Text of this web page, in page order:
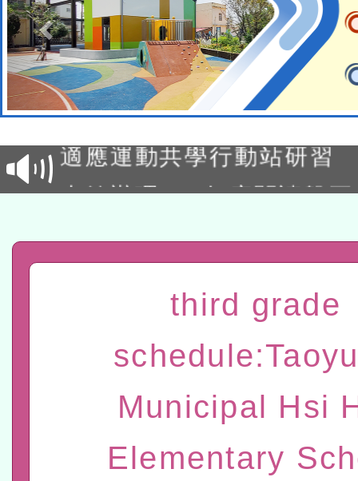
本校115學年度第2次代理
結果公告(無人報名，續辦
適應運動共學行動站研習
本館辦理115年度閱讀磐
程
A3數位素養講師名單
「數位內容與教學軟體線
有關大陸委員會函釋公務
研究院辦理「115年表揚
位及節水達人選拔活動」
115年8月22日(星期六)辦
市孔廟祈福系列活動—儒
2026年桃園地景藝術節教
third grade
Municipal Hsi
Elementary